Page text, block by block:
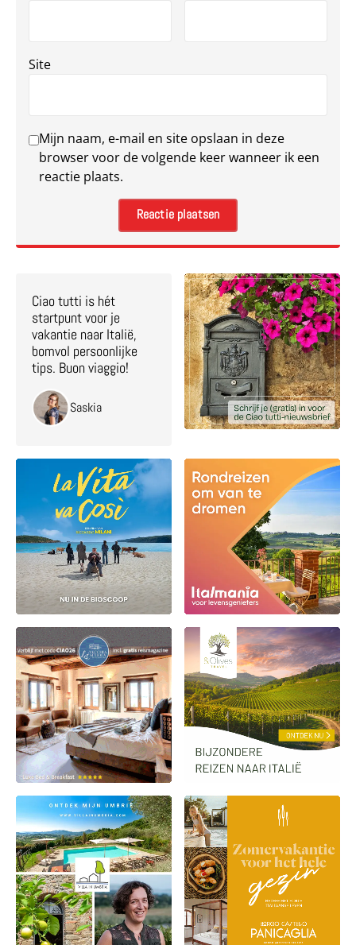
Site
Mijn naam, e-mail en site opslaan in deze
browser voor de volgende keer wanneer ik een
reactie plaats.
Ciao tutti is hét
startpunt voor je
vakantie naar Italië,
bomvol persoonlijke
tips. Buon viaggio!
Saskia